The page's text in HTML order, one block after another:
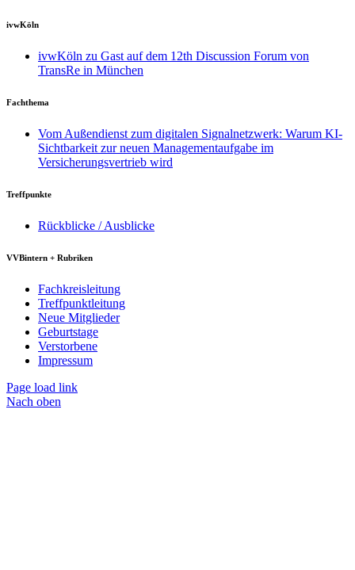
ivwKöln
ivwKöln zu Gast auf dem 12th Discussion Forum von
TransRe in München
Fachthema
Vom Außendienst zum digitalen Signalnetzwerk: Warum KI-
Sichtbarkeit zur neuen Managementaufgabe im
Versicherungsvertrieb wird
Treffpunkte
Rückblicke / Ausblicke
VVBintern + Rubriken
Fachkreisleitung
Treffpunktleitung
Neue Mitglieder
Geburtstage
Verstorbene
Impressum
Page load link
Nach oben